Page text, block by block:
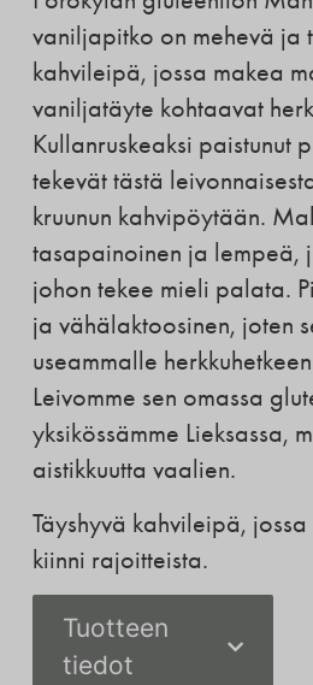
vaniljapitko on mehevä ja
kahvileipä, jossa makea
vaniljatäyte kohtaavat
Kullanruskeaksi paistunut
tekevät tästä
kruunun kahvipöytään.
tasapainoinen ja lempeä,
johon tekee mieli palata.
ja vähälaktoosinen, joten
useammalle
Leivomme sen omassa
yksikössämme Lieksassa,
aistikkuutta vaalien.
Täyshyvä kahvileipä,
kiinni rajoitteista.
Tuotteen
tiedot